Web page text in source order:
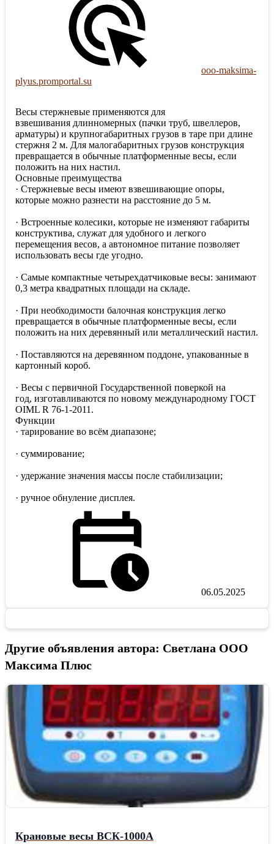
ooo-maksima-
plyus.promportal.su
Весы стержневые применяются для
взвешивания длинномерных (пачки труб, швеллеров,
арматуры) и крупногабаритных грузов в таре при длине
стержня 2 м. Для малогабаритных грузов конструкция
превращается в обычные платформенные весы, если
положить на них настил.
Основные преимущества
· Стержневые весы имеют взвешивающие опоры,
которые можно разнести на расстояние до 5 м.
· Встроенные колесики, которые не изменяют габариты
конструктива, служат для удобного и легкого
перемещения весов, а автономное питание позволяет
использовать весы где угодно.
· Самые компактные четырехдатчиковые весы: занимают
0,3 метра квадратных площади на складе.
· При необходимости балочная конструкция легко
превращается в обычные платформенные весы, если
положить на них деревянный или металлический настил.
· Поставляются на деревянном поддоне, упакованные в
картонный короб.
· Весы с первичной Государственной поверкой на
год, изготавливаются по новому международному ГОСТ
OIML R 76-1-2011.
Функции
· тарирование во всём диапазоне;
· суммирование;
· удержание значения массы после стабилизации;
· ручное обнуление дисплея.
06.05.2025
Другие объявления автора: Светлана ООО
Максима Плюс
Крановые весы ВСК-1000А